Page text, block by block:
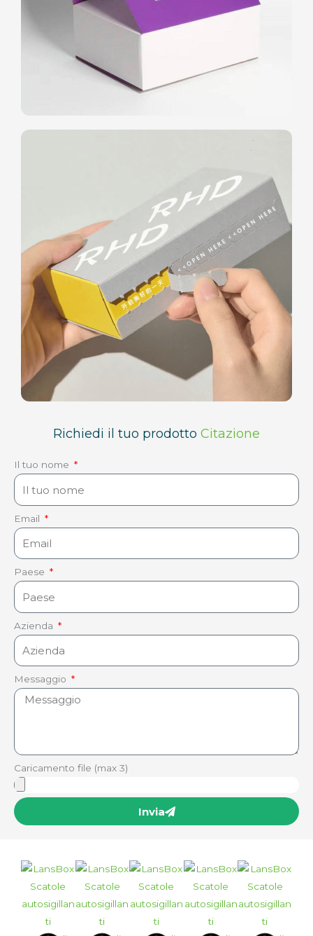
Richiedi il tuo prodotto Citazione
Il tuo nome
Email
Paese
Azienda
Messaggio
Caricamento file (max 3)
Invia